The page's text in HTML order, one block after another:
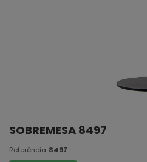
SOBREMESA 8497
Referência 8497